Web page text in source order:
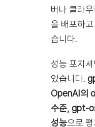
버나 클라
을 배포하
습니다.
성능 포지
었습니다.
OpenAI의
수준, gpt-
성능으로